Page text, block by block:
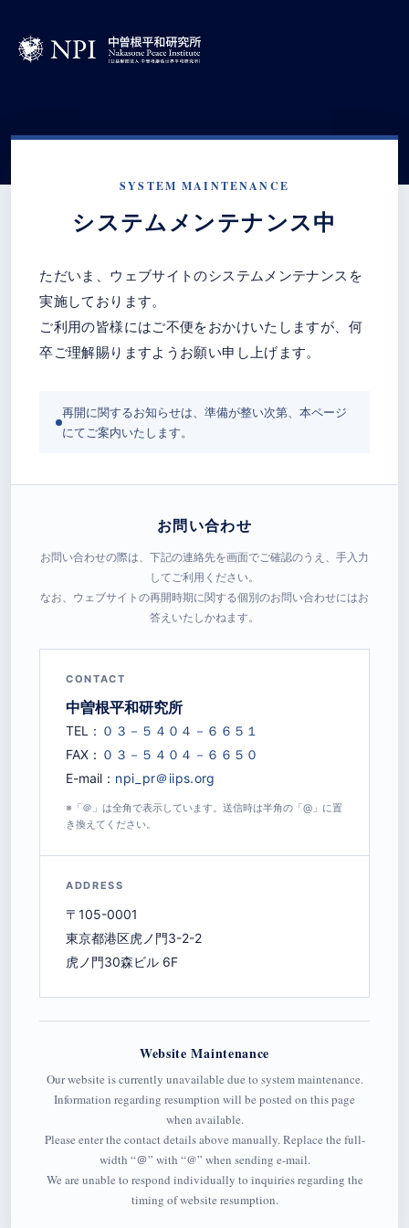
SYSTEM MAINTENANCE
システムメンテナンス中
ただいま、ウェブサイトのシステムメンテナンスを
実施しております。
ご利用の皆様にはご不便をおかけいたしますが、何
卒ご理解賜りますようお願い申し上げます。
再開に関するお知らせは、準備が整い次第、本ページ
にてご案内いたします。
お問い合わせ
お問い合わせの際は、下記の連絡先を画面でご確認のうえ、手入力
してご利用ください。
なお、ウェブサイトの再開時期に関する個別のお問い合わせにはお
答えいたしかねます。
CONTACT
中曽根平和研究所
TEL：
FAX：
E-mail：
※「＠」は全角で表示しています。送信時は半角の「@」に置
き換えてください。
ADDRESS
〒105-0001
東京都港区虎ノ門3-2-2
虎ノ門30森ビル 6F
Website Maintenance
Our website is currently unavailable due to system maintenance.
Information regarding resumption will be posted on this page
when available.
Please enter the contact details above manually. Replace the full-
width “＠” with “@” when sending e-mail.
We are unable to respond individually to inquiries regarding the
timing of website resumption.